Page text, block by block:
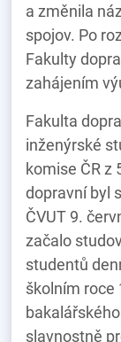
a změnila
spojov. Po
Fakulty
zahájením
Fakulta
inženýrské
komise ČR z
dopravní byl
ČVUT 9.
začalo
studentů
školním roce
slavnostně